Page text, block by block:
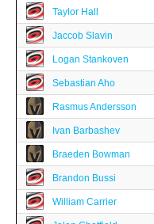
Taylor Hall
Jaccob Slavin
Logan Stankoven
Sebastian Aho
Rasmus Andersson
Ivan Barbashev
Braeden Bowman
Brandon Bussi
William Carrier